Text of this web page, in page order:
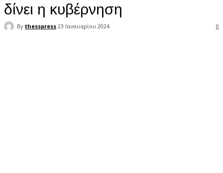
δίνει η κυβέρνηση
By thesspress 23 Ιανουαρίου 2024 0